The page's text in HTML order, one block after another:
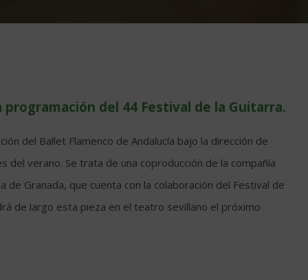
del 44 Festival de la Guitarra.
del Ballet Flamenco de Andalucía bajo la dirección de
verano. Se trata de una coproducción de la compañía
Granada, que cuenta con la colaboración del Festival de
de largo esta pieza en el teatro sevillano el próximo